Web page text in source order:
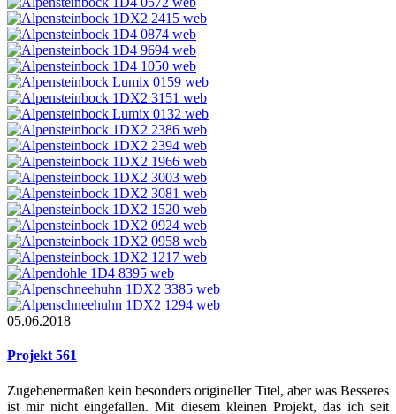
05.06.2018
Projekt 561
Zugebenermaßen kein besonders origineller Titel, aber was Besseres
ist mir nicht eingefallen. Mit diesem kleinen Projekt, das ich seit